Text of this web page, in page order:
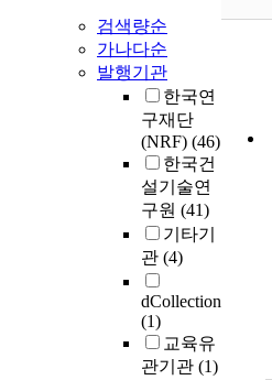
검색량순
가나다순
발행기관
한국연
구재단
(NRF) (46)
한국건
설기술연
구원 (41)
기타기
관 (4)
dCollection
(1)
교육유
관기관 (1)